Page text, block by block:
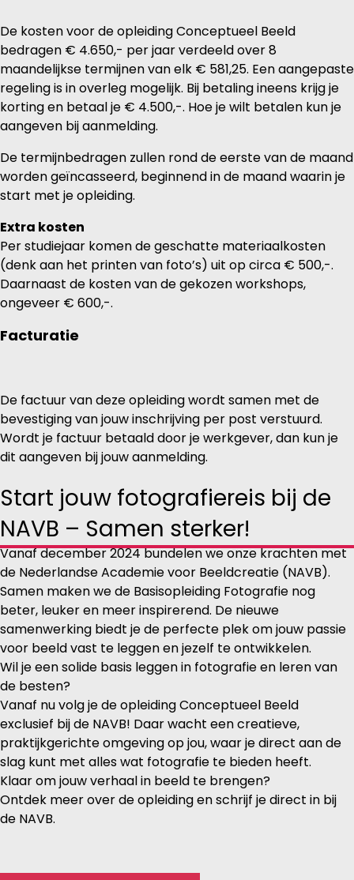
De kosten voor de opleiding Conceptueel Beeld
bedragen € 4.650,- per jaar verdeeld over 8
maandelijkse termijnen van elk € 581,25. Een aangepaste
regeling is in overleg mogelijk. Bij betaling ineens krijg je
korting en betaal je € 4.500,-. Hoe je wilt betalen kun je
aangeven bij aanmelding.
De termijnbedragen zullen rond de eerste van de maand
worden geïncasseerd, beginnend in de maand waarin je
start met je opleiding.
Extra kosten
Per studiejaar komen de geschatte materiaalkosten
(denk aan het printen van foto’s) uit op circa € 500,-.
Daarnaast de kosten van de gekozen workshops,
ongeveer € 600,-.
Facturatie
De factuur van deze opleiding wordt samen met de
bevestiging van jouw inschrijving per post verstuurd.
Wordt je factuur betaald door je werkgever, dan kun je
dit aangeven bij jouw aanmelding.
Start jouw fotografiereis bij de
NAVB – Samen sterker!
Vanaf december 2024 bundelen we onze krachten met
de Nederlandse Academie voor Beeldcreatie (NAVB).
Samen maken we de Basisopleiding Fotografie nog
beter, leuker en meer inspirerend. De nieuwe
samenwerking biedt je de perfecte plek om jouw passie
voor beeld vast te leggen en jezelf te ontwikkelen.
Wil je een solide basis leggen in fotografie en leren van
de besten?
Vanaf nu volg je de opleiding Conceptueel Beeld
exclusief bij de NAVB! Daar wacht een creatieve,
praktijkgerichte omgeving op jou, waar je direct aan de
slag kunt met alles wat fotografie te bieden heeft.
Klaar om jouw verhaal in beeld te brengen?
Ontdek meer over de opleiding en schrijf je direct in bij
de NAVB.